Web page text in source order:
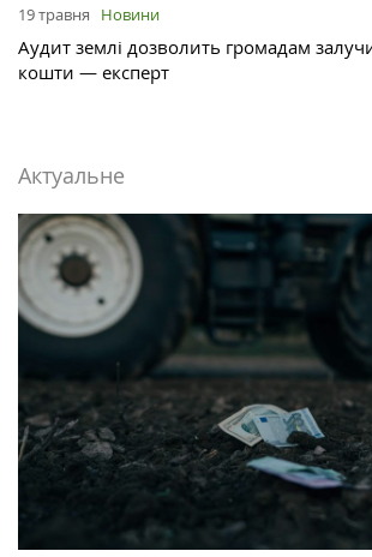
19 травня Новини
Аудит землі дозволить громадам
кошти — експерт
Актуальне